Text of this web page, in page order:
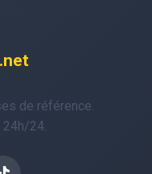
de référence.
24.